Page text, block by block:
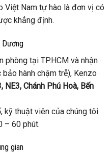
Việt Nam tự hào là đơn vị có
khẳng định.
Dương
phòng tại TP.HCM và nhận
hành chậm trễ), Kenzo
NE3, Chánh Phú Hoà, Bến
thuật viên của chúng tôi
– 60 phút.
gian